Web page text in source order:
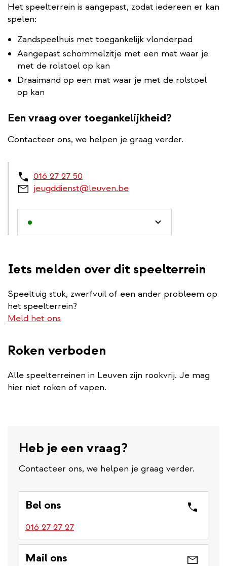
Het speelterrein is aangepast, zodat iedereen er kan
spelen:
Zandspeelhuis met toegankelijk vlonderpad
Aangepast schommelzitje met een mat waar je
met de rolstoel op kan
Draaimand op een mat waar je met de rolstoel
op kan
Een vraag over toegankelijkheid?
Contacteer ons, we helpen je graag verder.
016 27 27 50
jeugddienst@leuven.be
Iets melden over dit speelterrein
Speeltuig stuk, zwerfvuil of een ander probleem op
het speelterrein?
Meld het ons
Roken verboden
Alle speelterreinen in Leuven zijn rookvrij. Je mag
hier niet roken of vapen.
Heb je een vraag?
Contacteer ons, we helpen je graag verder.
Bel ons
016 27 27 27
Mail ons